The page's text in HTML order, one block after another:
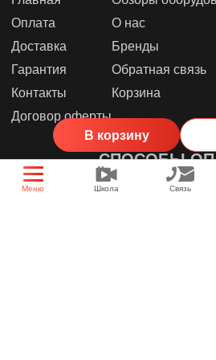
В корзину
Оплата
Доставка
Гарантия
Контакты
Договор оферты
О нас
Бренды
Обратная связь
Корзина
СПОСОБЫ
Меню Школа Связь